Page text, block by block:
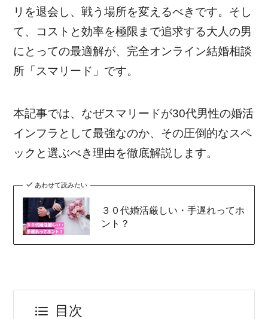
リを退会し、戦う場所を変えるべきです。そし
て、コストと効率を極限まで追求する大人の男
にとっての最適解が、完全オンライン結婚相談
所「スマリード」です。
本記事では、なぜスマリードが30代男性の婚活
インフラとして最強なのか、その圧倒的なスペ
ックと選ぶべき理由を徹底解説します。
あわせて読みたい
３０代婚活厳しい・手遅れってホ
ント？
目次